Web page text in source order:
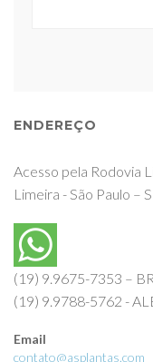
ENDEREÇO
Acesso pela Rodovia
Limeira - São Paulo –
(19) 9.9675-7353 –
(19) 9.9788-5762 -
Email
contato@asplantas.com